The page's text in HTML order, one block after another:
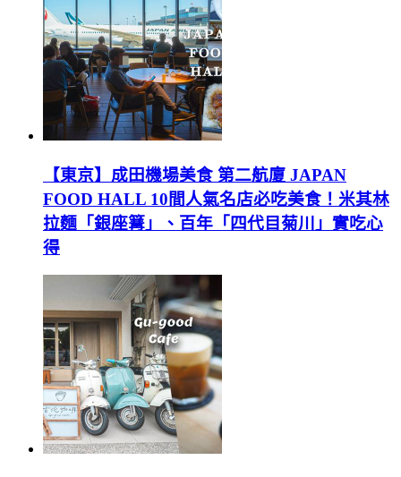
【東京】成田機場美食 第二航廈 JAPAN
FOOD HALL 10間人氣名店必吃美食！米其林
拉麵「銀座篝」、百年「四代目菊川」實吃心
得